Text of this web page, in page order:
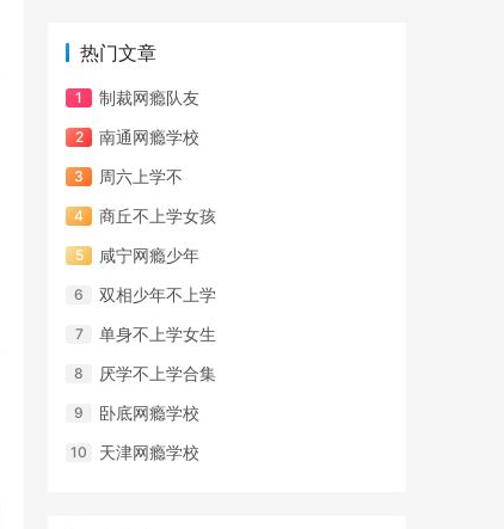
热门文章
制裁网瘾队友
南通网瘾学校
周六上学不
商丘不上学女孩
咸宁网瘾少年
双相少年不上学
单身不上学女生
厌学不上学合集
卧底网瘾学校
天津网瘾学校